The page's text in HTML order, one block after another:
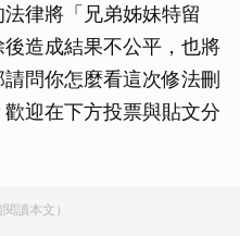
律將「兄弟姊妹特留
造成結果不公平，也將
問你怎麼看這次修法刪
迎在下方投票與貼文分
讀本文）